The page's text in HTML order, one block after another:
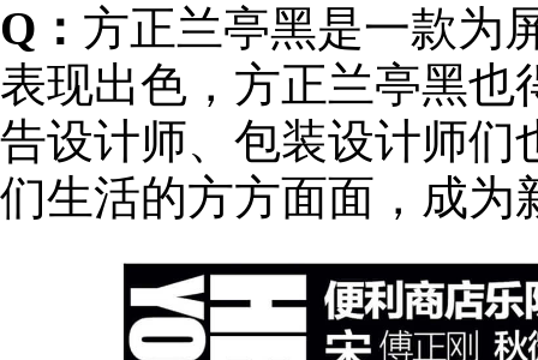
Q： 方正兰亭黑是一款为
表现出色，方正兰亭黑也
告设计师、包装设计师
们生活的方方面面，成为